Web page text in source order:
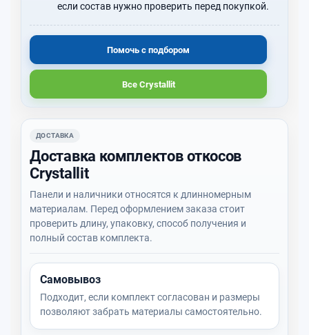
если состав нужно проверить перед покупкой.
Помочь с подбором
Все Crystallit
ДОСТАВКА
Доставка комплектов откосов
Crystallit
Панели и наличники относятся к длинномерным
материалам. Перед оформлением заказа стоит
проверить длину, упаковку, способ получения и
полный состав комплекта.
Самовывоз
Подходит, если комплект согласован и размеры
позволяют забрать материалы самостоятельно.